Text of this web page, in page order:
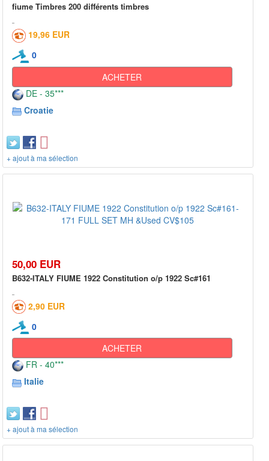
fiume Timbres 200 différents timbres
19,96 EUR
0
ACHETER
DE - 35***
Croatie
+ ajout à ma sélection
50,00 EUR
B632-ITALY FIUME 1922 Constitution o/p 1922 Sc#161
2,90 EUR
0
ACHETER
FR - 40***
Italie
+ ajout à ma sélection